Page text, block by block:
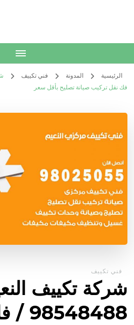
الرئيسية المدونة فني تكييف
فك نقل تركيب صيانة تصليح بأقل سعر
فني تكييف
شركة تكييف